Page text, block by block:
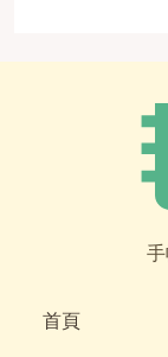
首頁